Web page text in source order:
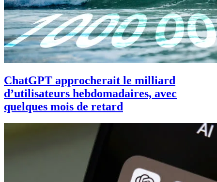
ChatGPT approcherait le milliard
d’utilisateurs hebdomadaires, avec
quelques mois de retard